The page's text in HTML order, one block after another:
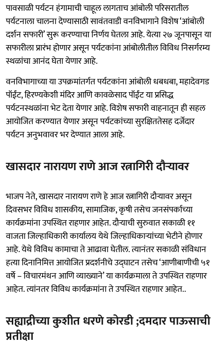
​पावसाळी पर्यटन हंगामाची चाहूल लागताच आंबोली परिसरातील
पर्यटनाला चालना देण्यासाठी सावंतवाडी वनविभागाने विशेष ‘आंबोली
दर्शन सफारी’ सुरू करण्याचा निर्णय घेतला आहे. येत्या २७ जूनपासून या
सफारीला प्रारंभ होणार असून पर्यटकांना आंबोलीतील विविध निसर्गरम्य
स्थळांचा आनंद घेता येणार आहे.
वनविभागाच्या या उपक्रमांतर्गत पर्यटकांना आंबोली धबधबा, महादेवगड
पॉईंट, हिरण्यकेशी मंदिर आणि कावळेसाद पॉईंट या प्रसिद्ध
पर्यटनस्थळांना भेट देता येणार आहे. विशेष सफारी वाहनातून ही सहल
आयोजित करण्यात येणार असून पर्यटकांच्या सुरक्षिततेसह दर्जेदार
पर्यटन अनुभवावर भर देण्यात आला आहे.
खासदार नारायण राणे आज रत्नागिरी दौऱ्यावर
भाजप नेते, खासदार नारायण राणे हे आज रत्नागिरी दौऱ्यावर असून
दिवसभर विविध शासकीय, सामाजिक, कृषी तसेच जनसंपर्काच्या
कार्यक्रमांना उपस्थित राहणार आहेत. दौऱ्याची सुरुवात सकाळी ११
वाजता जिल्हाधिकारी कार्यालय येथे जिल्हाधिकाऱ्यांच्या भेटीने होणार
आहे. येथे विविध कामाचा ते आढावा घेतील. त्यानंतर सकाळी संविधान
हत्या दिनानिमित्त आयोजित प्रदर्शनीचे उद्घाटन तसेच ‘आणीबाणीची ५१
वर्षे – विचारमंथन आणि व्याख्याने’ या कार्यक्रमाला ते उपस्थित राहणार
आहेत. त्यांनतर विविध कार्यक्रमांना ते उपस्थित राहणार आहेत..
सह्याद्रीच्या कुशीत धरणे कोरडी ;दमदार पाऊसाची
प्रतीक्षा